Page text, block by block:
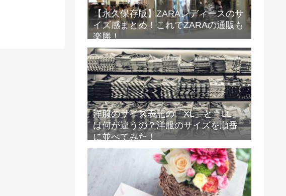
【永久保存版】ZARAレディースのサ
イズ感まとめ！これでZARAの通販も
楽勝！
洋服のサイズ表記の「XL」と「LL」
は何が違うの？洋服のサイズを順番
に並べてみた！